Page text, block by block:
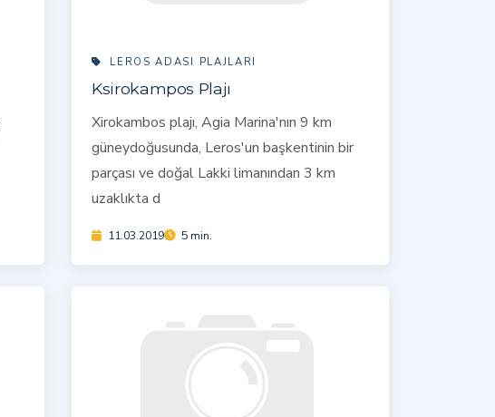
LEROS ADASI PLAJLARI
Ksirokampos Plajı
Xirokambos plajı, Agia Marina'nın 9 km
güneydoğusunda, Leros'un başkentinin bir
parçası ve doğal Lakki limanından 3 km
uzaklıkta d
11.03.2019 5 min.